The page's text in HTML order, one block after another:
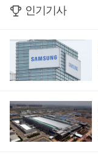
인기기사